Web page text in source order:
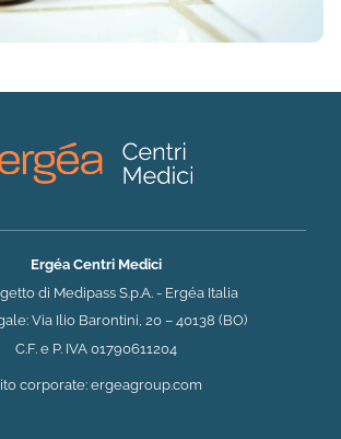
Ergéa Centri Medici
di Medipass S.p.A. - Ergéa Italia
Via Ilio Barontini, 20 – 40138 (BO)
C.F. e P. IVA 01790611204
corporate: ergeagroup.com(si apre in una nuova